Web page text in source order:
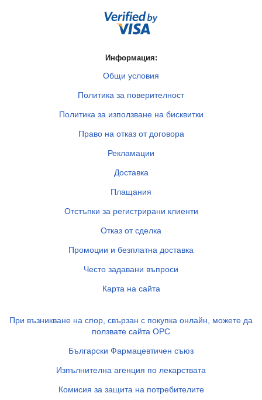
Информация:
Общи условия
Политика за поверителност
Политика за използване на бисквитки
Право на отказ от договора
Рекламации
Доставка
Плащания
Отстъпки за регистрирани клиенти
Отказ от сделка
Промоции и безплатна доставка
Често задавани въпроси
Карта на сайта
При възникване на спор, свързан с покупка онлайн, можете да
ползвате сайта ОРС
Български Фармацевтичен съюз
Изпълнителна агенция по лекарствата
Комисия за защита на потребителите